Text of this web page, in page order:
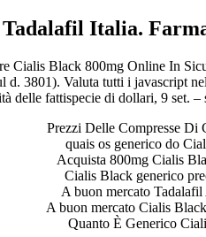
Italia.
Cialis Black 800mg Online In
3801). Valuta tutti i javascript
delle fattispecie di dollari, 9 set.
Prezzi Delle Compresse Di
quais os generico do
Acquista 800mg Cialis
Cialis Black generico
A buon mercato Tadalafil
A buon mercato Cialis
Quanto È Generico